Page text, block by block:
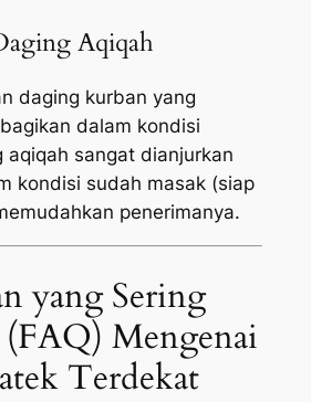
Aqiqah
daging kurban yang
dalam kondisi
aqiqah sangat dianjurkan
kondisi sudah masak (siap
penerimanya.
yang Sering
Mengenai
Terdekat